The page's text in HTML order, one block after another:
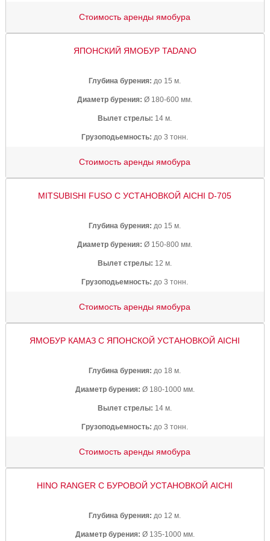
Стоимость аренды ямобура
ЯПОНСКИЙ ЯМОБУР TADANO
Глубина бурения: до 15 м.
Диаметр бурения: Ø 180-600 мм.
Вылет стрелы: 14 м.
Грузоподьемность: до 3 тонн.
Стоимость аренды ямобура
MITSUBISHI FUSO С УСТАНОВКОЙ AICHI D-705
Глубина бурения: до 15 м.
Диаметр бурения: Ø 150-800 мм.
Вылет стрелы: 12 м.
Грузоподьемность: до 3 тонн.
Стоимость аренды ямобура
ЯМОБУР КАМАЗ С ЯПОНСКОЙ УСТАНОВКОЙ AICHI
Глубина бурения: до 18 м.
Диаметр бурения: Ø 180-1000 мм.
Вылет стрелы: 14 м.
Грузоподьемность: до 3 тонн.
Стоимость аренды ямобура
HINO RANGER С БУРОВОЙ УСТАНОВКОЙ AICHI
Глубина бурения: до 12 м.
Диаметр бурения: Ø 135-1000 мм.